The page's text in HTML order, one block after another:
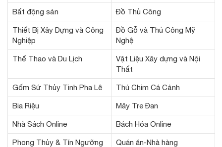
Bất động sản Đồ Thủ Công
Thiết Bị Xây Dựng và Công
Nghiệp
Đồ Gỗ và Thủ Công Mỹ
Nghệ
Thể Thao và Du Lịch
Vật Liệu Xây dựng và Nội
Thất
Gốm Sứ Thủy Tinh Pha Lê Thú Chim Cá Cảnh
Bia Riệu Mây Tre Đan
Nhà Sách Online Bách Hóa Online
Phong Thủy & Tín Ngưỡng Quán ăn-Nhà hàng